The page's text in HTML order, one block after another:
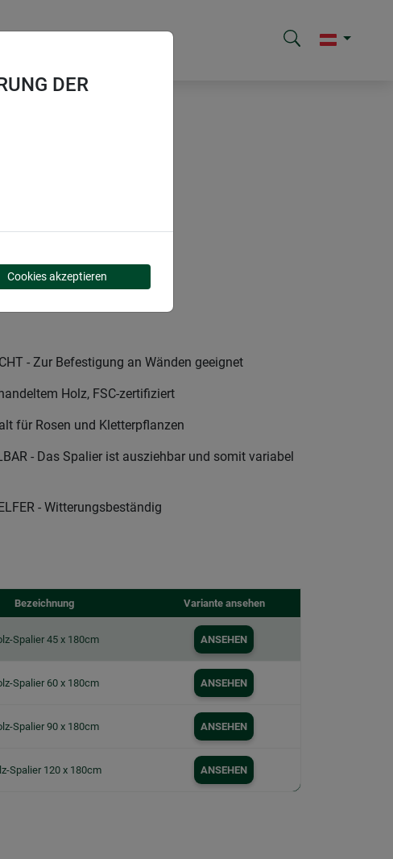
- Zur Befestigung an Wänden geeignet
Holz, FSC-zertifiziert
für Rosen und Kletterpflanzen
- Das Spalier ist ausziehbar und somit variabel
- Witterungsbeständig
Bezeichnung Variante ansehen
Spalier 45 x 180cm ANSEHEN
Spalier 60 x 180cm ANSEHEN
Spalier 90 x 180cm ANSEHEN
Spalier 120 x 180cm ANSEHEN
DER
Cookies akzeptieren